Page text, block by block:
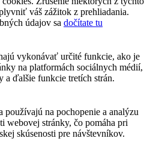
váš zážitok z prehliadania.
údajov sa dočítate tu
vykonávať určité funkcie, ako je
na platformách sociálnych médií,
a ďalšie funkcie tretích strán.
na pochopenie a analýzu
stránky, čo pomáha pri
skúsenosti pre návštevníkov.